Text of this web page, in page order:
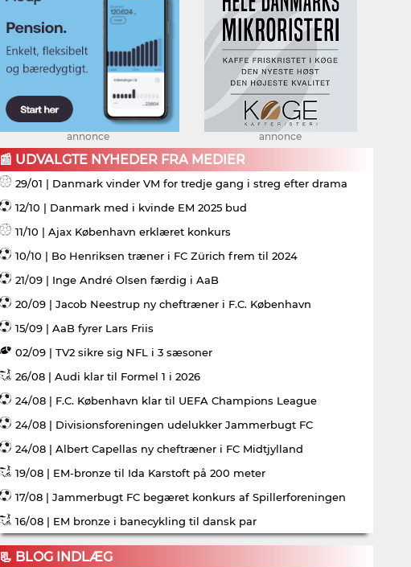
annonce annonce
📰 UDVALGTE NYHEDER FRA MEDIER
29/01 | Danmark vinder VM for tredje gang i streg efter drama
12/10 | Danmark med i kvinde EM 2025 bud
11/10 | Ajax København erklæret konkurs
10/10 | Bo Henriksen træner i FC Zürich frem til 2024
21/09 | Inge André Olsen færdig i AaB
20/09 | Jacob Neestrup ny cheftræner i F.C. København
15/09 | AaB fyrer Lars Friis
02/09 | TV2 sikre sig NFL i 3 sæsoner
26/08 | Audi klar til Formel 1 i 2026
24/08 | F.C. København klar til UEFA Champions League
24/08 | Divisionsforeningen udelukker Jammerbugt FC
24/08 | Albert Capellas ny cheftræner i FC Midtjylland
19/08 | EM-bronze til Ida Karstoft på 200 meter
17/08 | Jammerbugt FC begæret konkurs af Spillerforeningen
16/08 | EM bronze i banecykling til dansk par
📃 BLOG INDLÆG